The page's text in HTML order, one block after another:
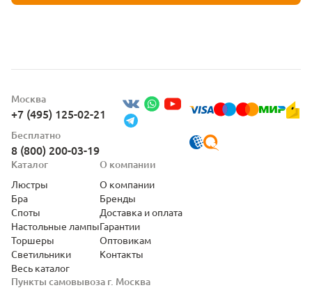
Москва
+7 (495) 125-02-21
Бесплатно
8 (800) 200-03-19
Пункты самовывоза г. Москва
Каталог
Люстры
Бра
Споты
Настольные лампы
Торшеры
Светильники
Весь каталог
О компании
О компании
Бренды
Доставка и оплата
Гарантии
Оптовикам
Контакты